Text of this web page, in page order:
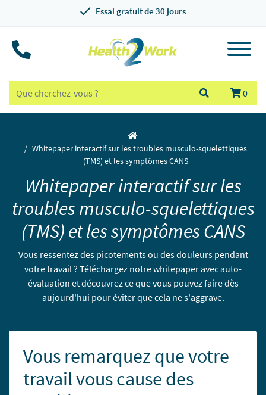
Essai gratuit de 30 jours
0
Whitepaper interactif sur les troubles musculo-squelettiques
(TMS) et les symptômes CANS
Whitepaper interactif sur les
troubles musculo-squelettiques
(TMS) et les symptômes CANS
Vous ressentez des picotements ou des douleurs pendant
votre travail ? Téléchargez notre whitepaper avec auto-
évaluation et découvrez ce que vous pouvez faire dès
aujourd'hui pour éviter que cela ne s'aggrave.
Vous remarquez que votre
travail vous cause des